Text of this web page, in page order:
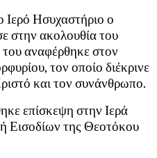
Ιερό Ησυχαστήριο ο
στην ακολουθία του
αναφέρθηκε στον
τον οποίο διέκρινε
και τον συνάνθρωπο.
επίσκεψη στην Ιερά
Εισοδίων της Θεοτόκου